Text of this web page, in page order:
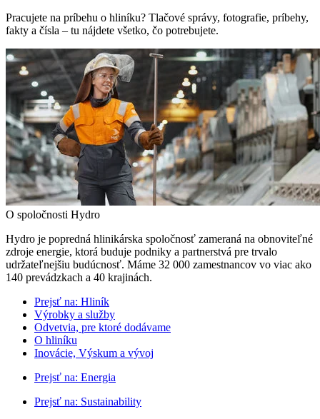
Pracujete na príbehu o hliníku? Tlačové správy, fotografie, príbehy,
fakty a čísla – tu nájdete všetko, čo potrebujete.
O spoločnosti Hydro
Hydro je popredná hlinikárska spoločnosť zameraná na obnoviteľné
zdroje energie, ktorá buduje podniky a partnerstvá pre trvalo
udržateľnejšiu budúcnosť. Máme 32 000 zamestnancov vo viac ako
140 prevádzkach a 40 krajinách.
Prejsť na: Hliník
Výrobky a služby
Odvetvia, pre ktoré dodávame
O hliníku
Inovácie, Výskum a vývoj
Prejsť na: Energia
Prejsť na: Sustainability